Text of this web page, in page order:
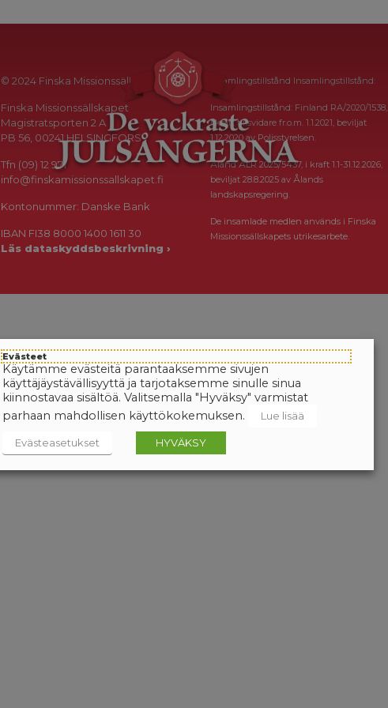
© 2024 Finska Missionssällskapet
Finska Missionssällskapet
Magistratsporten 2 A
PB 56, 00241 HELSINGFORS
Tfn (09) 12 971
info@finskamissionssallskapet.fi
Kontonummer: Danske Bank
IBAN FI38 8000 1400 1611 30
Läs dataskyddsbeskrivning ›
Insamlingstillstånd Insamlingstillstånd:
Insamlingstillstånd: Finland RA/2020/1538,
i kraft tillsvidare fr.o.m. 1.1.2021, beviljat
1.12.2020 av Polisstyrelsen.
Åland ÅLR 2025/5437, i kraft 1.1-31.12.2026,
beviljat 28.8.2025 av Ålands
landskapsregering.
De insamlade medlen används i Finska
Missionssällskapets utrikesarbete.
Evästeet
Käytämme evästeitä parantaaksemme sivujen
käyttäjäystävällisyyttä ja tarjotaksemme sinulle sinua
kiinnostavaa sisältöä. Valitsemalla "Hyväksy" varmistat
parhaan mahdollisen käyttökokemuksen.
Lue lisää
Evästeasetukset HYVÄKSY